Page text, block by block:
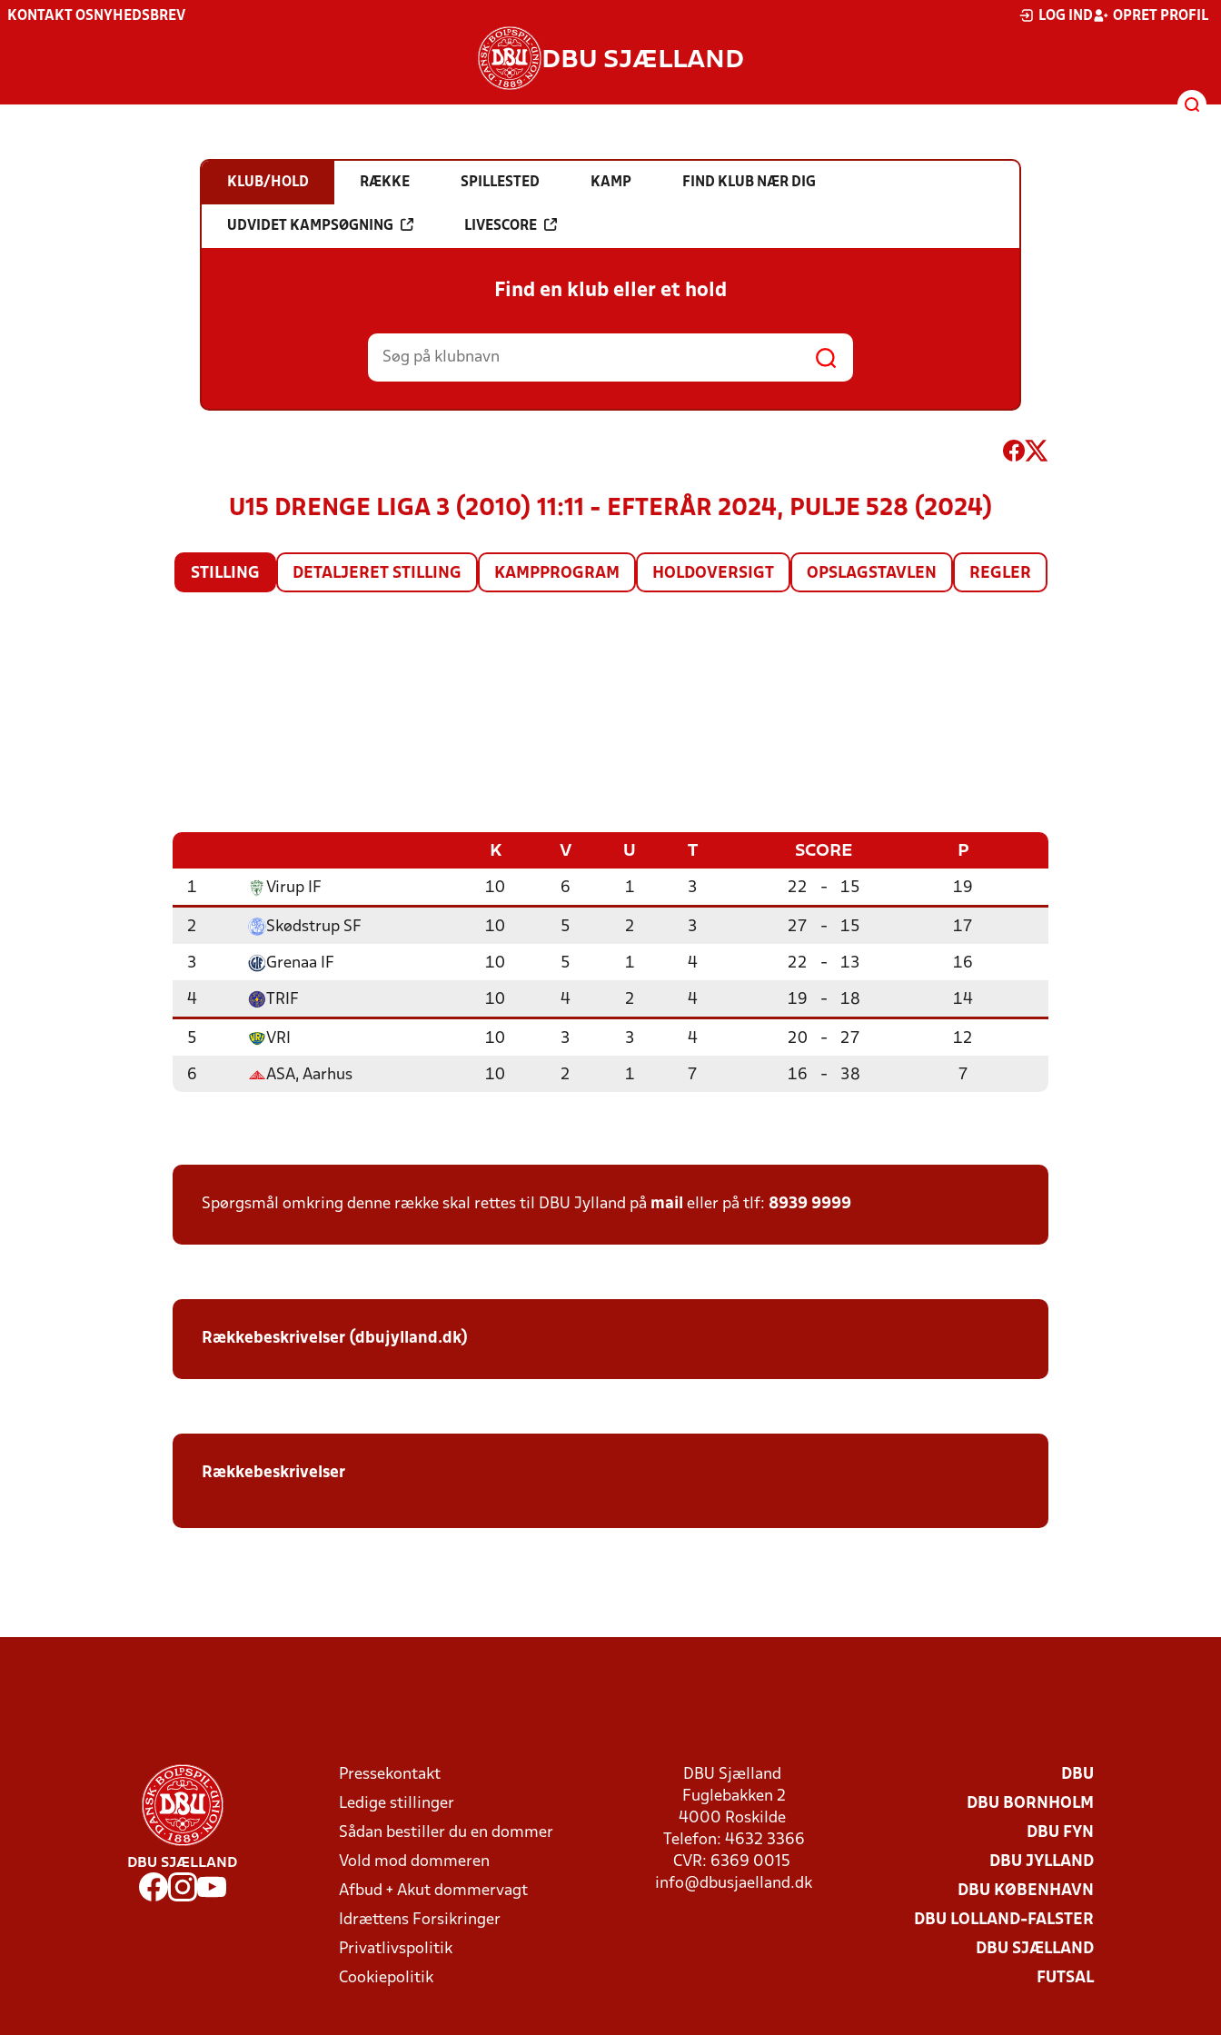
KONTAKT OS NYHEDSBREV LOG IND OPRET PROFIL
DBU SJÆLLAND
KLUB/HOLD RÆKKE SPILLESTED KAMP FIND KLUB NÆR DIG
UDVIDET KAMPSØGNING LIVESCORE
Find en klub eller et hold
U15 DRENGE LIGA 3 (2010) 11:11 - EFTERÅR 2024, PULJE 528 (2024)
STILLING DETALJERET STILLING KAMPPROGRAM HOLDOVERSIGT OPSLAGSTAVLEN REGLER
K V U T SCORE P
1 Virup IF 10 6 1 3 22 - 15 19
2 Skødstrup SF 10 5 2 3 27 - 15 17
3 Grenaa IF 10 5 1 4 22 - 13 16
4 TRIF 10 4 2 4 19 - 18 14
5 VRI 10 3 3 4 20 - 27 12
6 ASA, Aarhus 10 2 1 7 16 - 38 7
Spørgsmål omkring denne række skal rettes til DBU Jylland på mail eller på tlf: 8939 9999
Rækkebeskrivelser (dbujylland.dk)
Rækkebeskrivelser
DBU SJÆLLAND
Pressekontakt
Ledige stillinger
Sådan bestiller du en dommer
Vold mod dommeren
Afbud + Akut dommervagt
Idrættens Forsikringer
Privatlivspolitik
Cookiepolitik
DBU Sjælland
Fuglebakken 2
4000 Roskilde
Telefon: 4632 3366
CVR: 6369 0015
info@dbusjaelland.dk
DBU
DBU BORNHOLM
DBU FYN
DBU JYLLAND
DBU KØBENHAVN
DBU LOLLAND-FALSTER
DBU SJÆLLAND
FUTSAL